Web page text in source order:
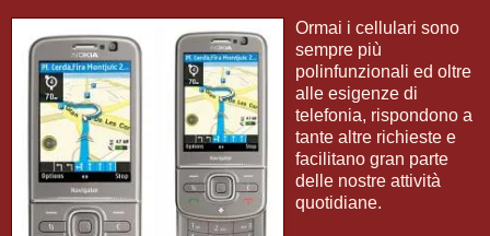
Ormai i cellulari sono
sempre più
polinfunzionali ed oltre
alle esigenze di
telefonia, rispondono a
tante altre richieste e
facilitano gran parte
delle nostre attività
quotidiane.